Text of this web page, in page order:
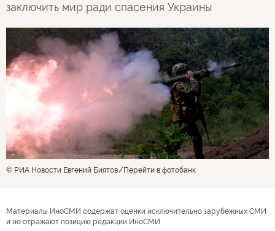
заключить мир ради спасения Украины
© РИА Новости Евгений Биятов Перейти в фотобанк
Материалы ИноСМИ содержат оценки исключительно зарубежных СМИ
и не отражают позицию редакции ИноСМИ